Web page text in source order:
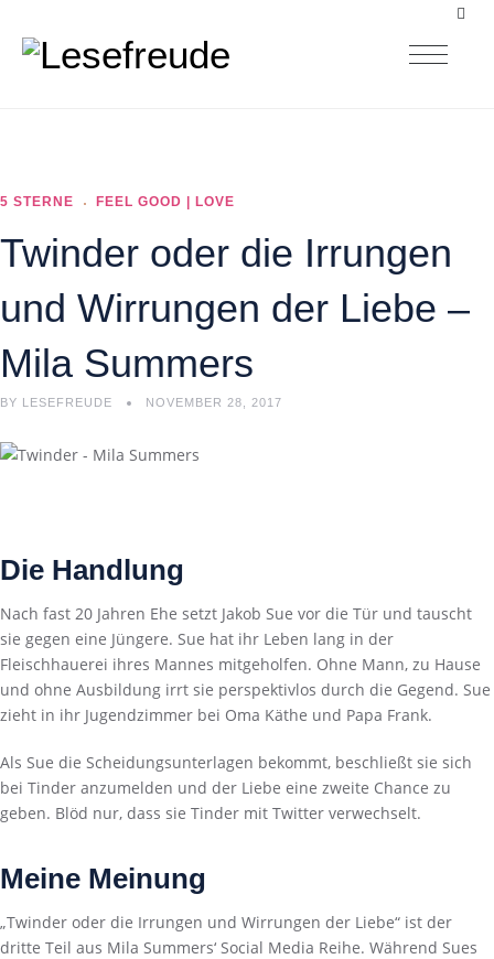
5 STERNE FEEL GOOD | LOVE
Twinder oder die Irrungen
und Wirrungen der Liebe –
Mila Summers
BY LESEFREUDE NOVEMBER 28, 2017
Die Handlung
Nach fast 20 Jahren Ehe setzt Jakob Sue vor die Tür und tauscht
sie gegen eine Jüngere. Sue hat ihr Leben lang in der
Fleischhauerei ihres Mannes mitgeholfen. Ohne Mann, zu Hause
und ohne Ausbildung irrt sie perspektivlos durch die Gegend. Sue
zieht in ihr Jugendzimmer bei Oma Käthe und Papa Frank.
Als Sue die Scheidungsunterlagen bekommt, beschließt sie sich
bei Tinder anzumelden und der Liebe eine zweite Chance zu
geben. Blöd nur, dass sie Tinder mit Twitter verwechselt.
Meine Meinung
„Twinder oder die Irrungen und Wirrungen der Liebe“ ist der
dritte Teil aus Mila Summers‘ Social Media Reihe. Während Sues